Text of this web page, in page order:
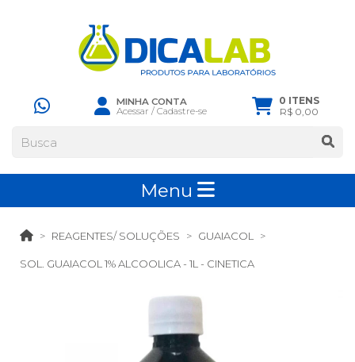
MINHA CONTA
Acessar /Cadastre-se
0 ITENS
R$ 0,00
Menu
REAGENTES/ SOLUÇÕES GUAIACOL
SOL. GUAIACOL 1% ALCOOLICA - 1L - CINETICA